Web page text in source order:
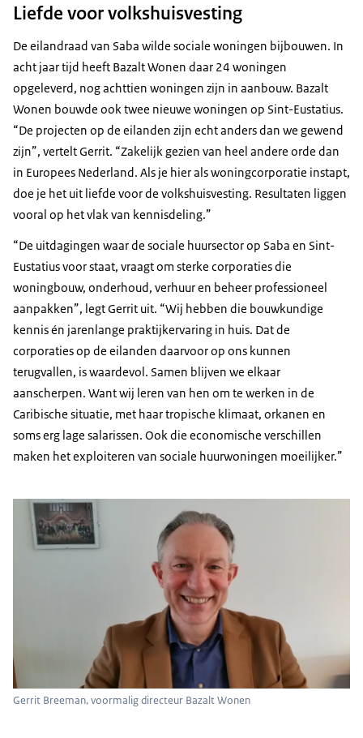
Liefde voor volkshuisvesting
De eilandraad van Saba wilde sociale woningen bijbouwen. In
acht jaar tijd heeft Bazalt Wonen daar 24 woningen
opgeleverd, nog achttien woningen zijn in aanbouw. Bazalt
Wonen bouwde ook twee nieuwe woningen op Sint-Eustatius.
“De projecten op de eilanden zijn echt anders dan we gewend
zijn”, vertelt Gerrit. “Zakelijk gezien van heel andere orde dan
in Europees Nederland. Als je hier als woningcorporatie instapt,
doe je het uit liefde voor de volkshuisvesting. Resultaten liggen
vooral op het vlak van kennisdeling.”
“De uitdagingen waar de sociale huursector op Saba en Sint-
Eustatius voor staat, vraagt om sterke corporaties die
woningbouw, onderhoud, verhuur en beheer professioneel
aanpakken”, legt Gerrit uit. “Wij hebben die bouwkundige
kennis én jarenlange praktijkervaring in huis. Dat de
corporaties op de eilanden daarvoor op ons kunnen
terugvallen, is waardevol. Samen blijven we elkaar
aanscherpen. Want wij leren van hen om te werken in de
Caribische situatie, met haar tropische klimaat, orkanen en
soms erg lage salarissen. Ook die economische verschillen
maken het exploiteren van sociale huurwoningen moeilijker.”
Gerrit Breeman, voormalig directeur Bazalt Wonen